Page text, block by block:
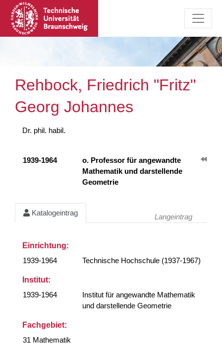
Rehbock, Friedrich "Fritz"
Georg Johannes
Dr. phil. habil.
1939-1964
o. Professor für angewandte
Mathematik und darstellende
Geometrie
Katalogeintrag Langeintrag
Einrichtung:
1939-1964
Technische Hochschule (1937-1967)
Institut:
1939-1964
Institut für angewandte Mathematik
und darstellende Geometrie
Fachgebiet:
31 Mathematik